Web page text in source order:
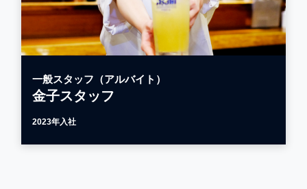
一般スタッフ（アルバイト）
金子スタッフ
2023年入社